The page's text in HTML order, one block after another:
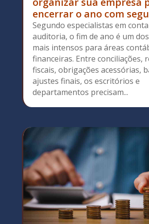
encerrar o ano com
Segundo especialistas em
auditoria, o fim de ano é um
mais intensos para áreas
financeiras. Entre conciliações,
fiscais, obrigações acessórias,
ajustes finais, os escritórios e
departamentos precisam...